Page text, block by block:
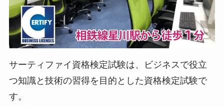
サーティファイ資格検定試験は、ビジネスで役立
つ知識と技術の習得を目的とした資格検定試験で
す。